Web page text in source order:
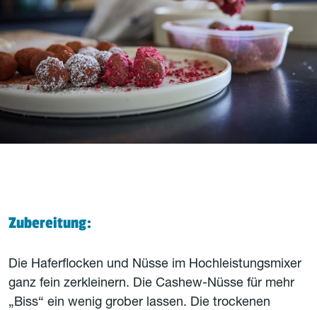
Zubereitung:
Die Haferflocken und Nüsse im Hochleistungsmixer
ganz fein zerkleinern. Die Cashew-Nüsse für mehr
„Biss“ ein wenig grober lassen. Die trockenen